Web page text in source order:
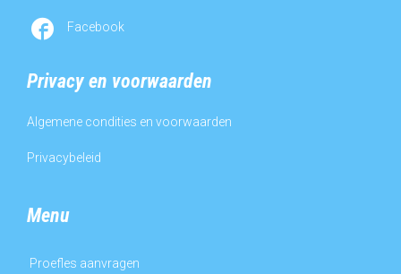
 Facebook
Privacy en voorwaarden
Algemene condities en voorwaarden
Privacybeleid
Menu
Proefles aanvragen